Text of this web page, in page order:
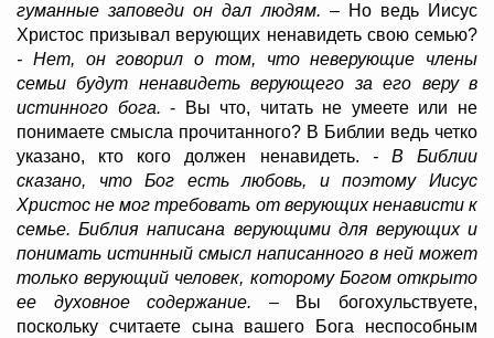
гуманные заповеди он дал людям. – Но ведь Иисус
Христос призывал верующих ненавидеть свою семью?
- Нет, он говорил о том, что неверующие члены
семьи будут ненавидеть верующего за его веру в
истинного бога.- Вы что, читать не умеете или не
понимаете смысла прочитанного? В Библии ведь четко
указано, кто кого должен ненавидеть. - В Библии
сказано, что Бог есть любовь, и поэтому Иисус
Христос не мог требовать от верующих ненависти к
семье. Библия написана верующими для верующих и
понимать истинный смысл написанного в ней может
только верующий человек, которому Богом открыто
ее духовное содержание. – Вы богохульствуете,
поскольку считаете сына вашего Бога неспособным